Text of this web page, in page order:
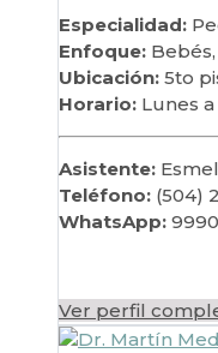
Especialidad:
Enfoque:
Ubicación: 5to
Horario: Lunes
Asistente:
Teléfono: (504)
WhatsApp:
Ver perfil